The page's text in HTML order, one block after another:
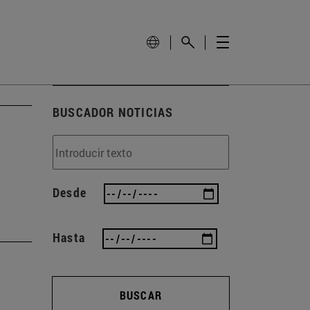
BUSCADOR NOTICIAS
Desde
Hasta
BUSCAR